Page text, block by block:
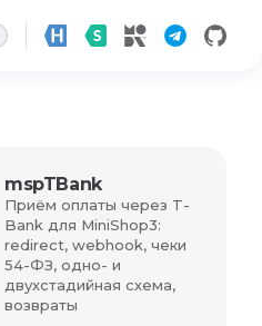
mspTBank
Приём оплаты через T-
Bank для MiniShop3:
redirect, webhook, чеки
54-ФЗ, одно- и
двухстадийная схема,
возвраты